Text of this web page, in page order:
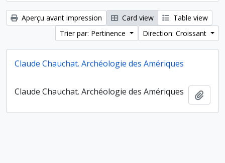
Aperçu avant impression Card view
Table view
Trier par: Pertinence
Direction: Croissant
Claude Chauchat. Archéologie des Amériques
Claude Chauchat. Archéologie des Amériques